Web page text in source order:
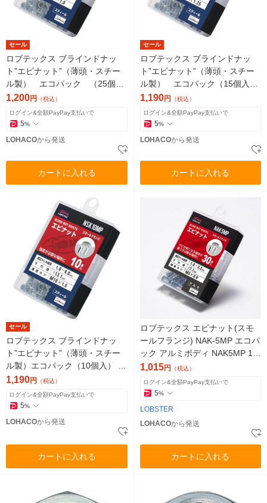
セール
ロブテックス ブラインドナッ
ト”エビナット”（薄頭・スチー
ル製） エコパック （25個
入） NSK6MP 1パック
1,200円 （税込）
ログイン&全額PayPay支払いで
5%
LOHACOから発送
カートに入れる
セール
ロブテックス ブラインドナッ
ト”エビナット”（薄頭・スチー
ル製） エコパック（15個入）
NSK8MP 1パック
1,190円 （税込）
ログイン&全額PayPay支払いで
5%
LOHACOから発送
カートに入れる
セール
ロブテックス ブラインドナッ
ト”エビナット”（薄頭・スチー
ル製）エコパック（10個入） N
SK10MP 1パック
1,190円 （税込）
ログイン&全額PayPay支払いで
5%
LOHACOから発送
カートに入れる
ロブテックス エビナット(スモ
ールフランジ) NAK-5MP エコパ
ック アルミボディ NAK5MP 1パ
ック(30個入)
1,015円 （税込）
ログイン&全額PayPay支払いで
5%
LOBSTER
LOHACOから発送
カートに入れる